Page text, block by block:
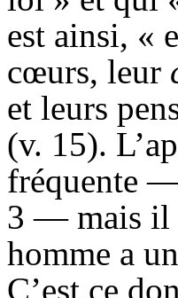
est ainsi, «
cœurs, leur
et leurs
(v. 15).
fréquente
3 — mais il
homme a
C’est ce